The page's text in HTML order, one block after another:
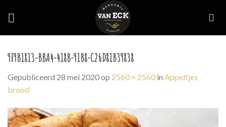
9F9B1813-BBA4-418B-91B8-C26D81B39838
Gepubliceerd 28 mei 2020op 2560 × 2560 in Appeltjes
brood